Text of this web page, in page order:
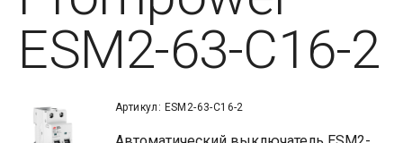
ESM2-63-C16-2
Артикул: ESM2-63-C16-2